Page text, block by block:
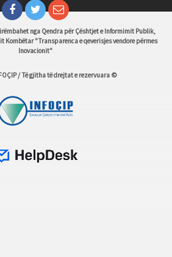
nga Qendra për Çështjet e Informimit Publik,
Kombëtar "Transparenca e qeverisjes vendore përmes
Inovacionit"
/ Të gjitha të drejtat e rezervuara ©